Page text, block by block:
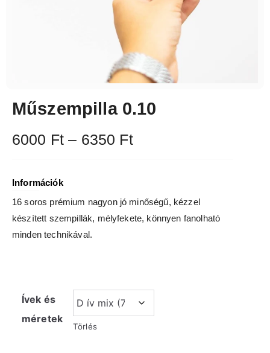
Műszempilla 0.10
6000 Ft – 6350 Ft
Információk
16 soros prémium nagyon jó minőségű, kézzel
készített szempillák, mélyfekete, könnyen fanolható
minden technikával.
Ívek és
méretek
Törlés